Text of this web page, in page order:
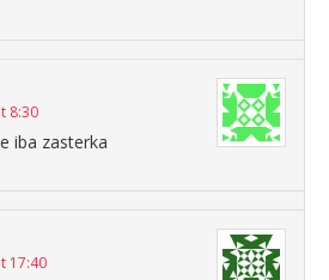
8:30
iba zasterka
17:40